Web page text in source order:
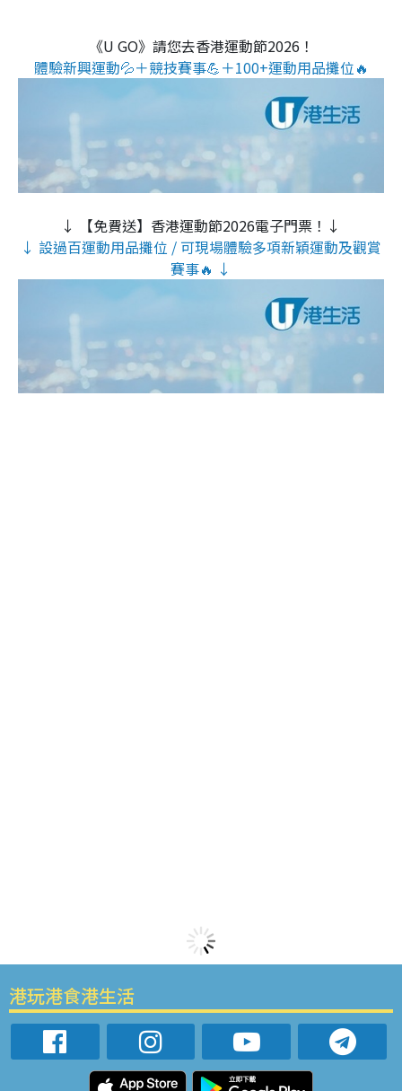
《U GO》請您去香港運動節2026！
體驗新興運動💦＋競技賽事💪＋100+運動用品攤位🔥
↓ 【免費送】香港運動節2026電子門票！↓
↓ 設過百運動用品攤位 / 可現場體驗多項新穎運動及觀賞
賽事🔥 ↓
港玩港食港生活